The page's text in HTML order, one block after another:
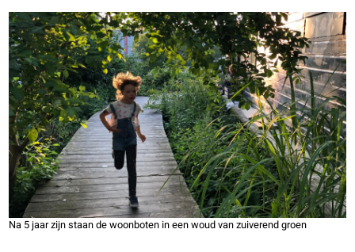
Na 5 jaar zijn staan de woonboten in een woud van zuiverend groen